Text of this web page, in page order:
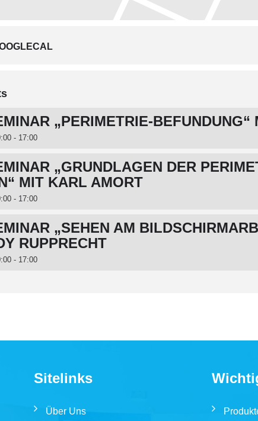
„PERIMETRIE-
- 17:00
„GRUNDLAGEN DER
MIT KARL AMORT
- 17:00
„SEHEN AM
RUPPRECHT
- 17:00
Sitelinks
Über Uns